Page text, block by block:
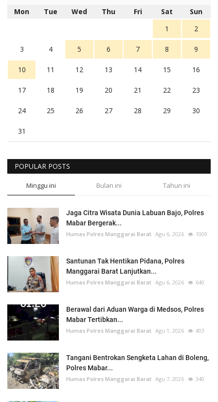
Mon Tue Wed Thu Fri Sat
Sun
1
2
3 4 5 6 7 8 9
10 11 12 13 14 15 16
17 18 19 20 21 22 23
24 25 26 27 28 29 30
31
POPULAR POSTS
Minggu ini Bulan ini Tahun ini
Jaga Citra Wisata Dunia Labuan Bajo, Polres
Mabar Bergerak...
Humas Polres Manggarai Barat Agu 6, 2026 1009
Santunan Tak Hentikan Pidana, Polres
Manggarai Barat Lanjutkan...
Humas Polres Manggarai Barat Agu 6, 2026 640
Berawal dari Aduan Warga di Medsos, Polres
Mabar Tertibkan...
Humas Polres Manggarai Barat Agu 1, 2026 403
Tangani Bentrokan Sengketa Lahan di Boleng,
Polres Mabar...
Humas Polres Manggarai Barat Agu 7, 2026 340